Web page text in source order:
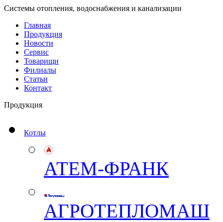
Системы отопления, водоснабжения и канализации
Главная
Продукция
Новости
Сервис
Товарищи
Филиалы
Статьи
Контакт
Продукция
Котлы
АТЕМ-ФРАНК
АГРОТЕПЛОМАШ